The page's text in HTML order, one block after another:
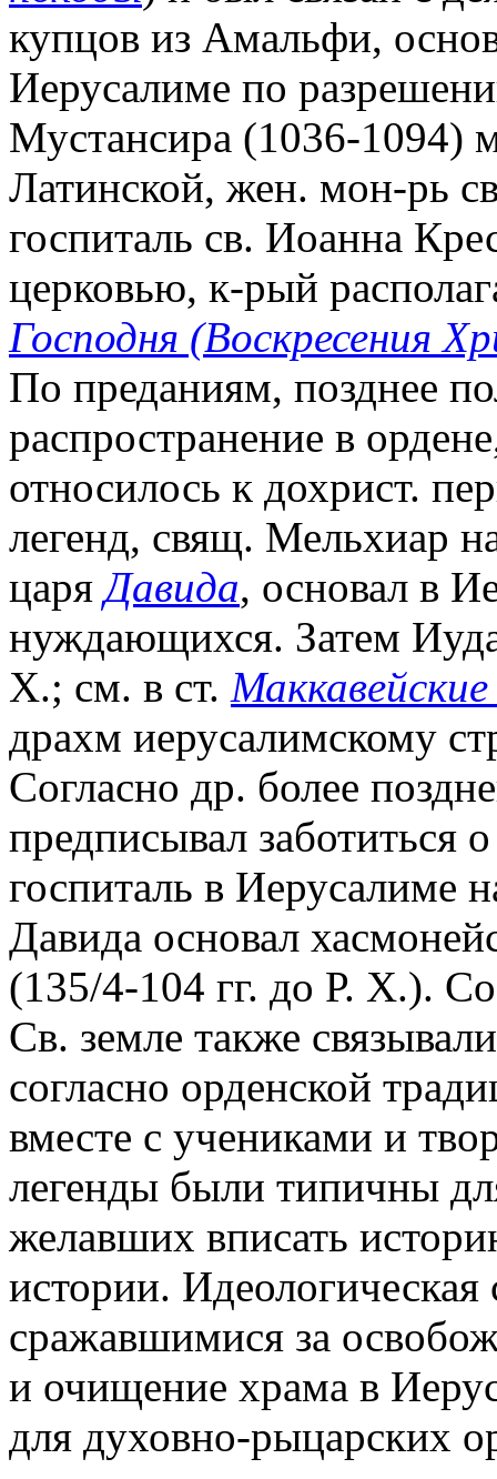
купцов из Амальфи,
Иерусалиме по
Мустансира (1036-1094)
Латинской, жен. мон-рь
госпиталь св. Иоанна
церковью, к-рый
Господня (Воскресения
По преданиям, позднее
распространение в
относилось к дохрист.
легенд, свящ. Мельхиар
царяДавида, основал в
нуждающихся. Затем
Х.; см. в ст. Маккавейские
драхм иерусалимскому
Согласно др. более
предписывал заботиться
госпиталь в Иерусалиме
Давида основал
(135/4-104 гг. до Р. Х.).
Св. земле также
согласно орденской
вместе с учениками и
легенды были типичны
желавших вписать
истории.
сражавшимися за
и очищение храма в
для духовно-рыцарских